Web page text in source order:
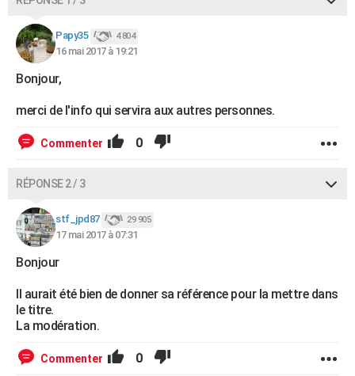
Dictionnaire
Biographies
Citations
Expressions
Proverbes
PROGRAMME TV
COPAINS D'AVANT
S'inscrire
Se connecter
Lycées
Collèges
Primaires
Universités
Entreprises
Service militaire
Avis de recherche
AVIS DE DÉCÈS
FORUM
Bricolage
Lifestyle
Culture
Sport
Auto
Television
Voyage
Cinema
Papy35 4 804
16 mai 2017 à 19:21
Bonjour,
merci de l'info qui servira aux autres personnes.
Commenter 0
RÉPONSE 2 / 3
stf_jpd87 29 905
17 mai 2017 à 07:31
Bonjour
Il aurait été bien de donner sa référence pour la mettre dans
le titre.
La modération.
Commenter 0